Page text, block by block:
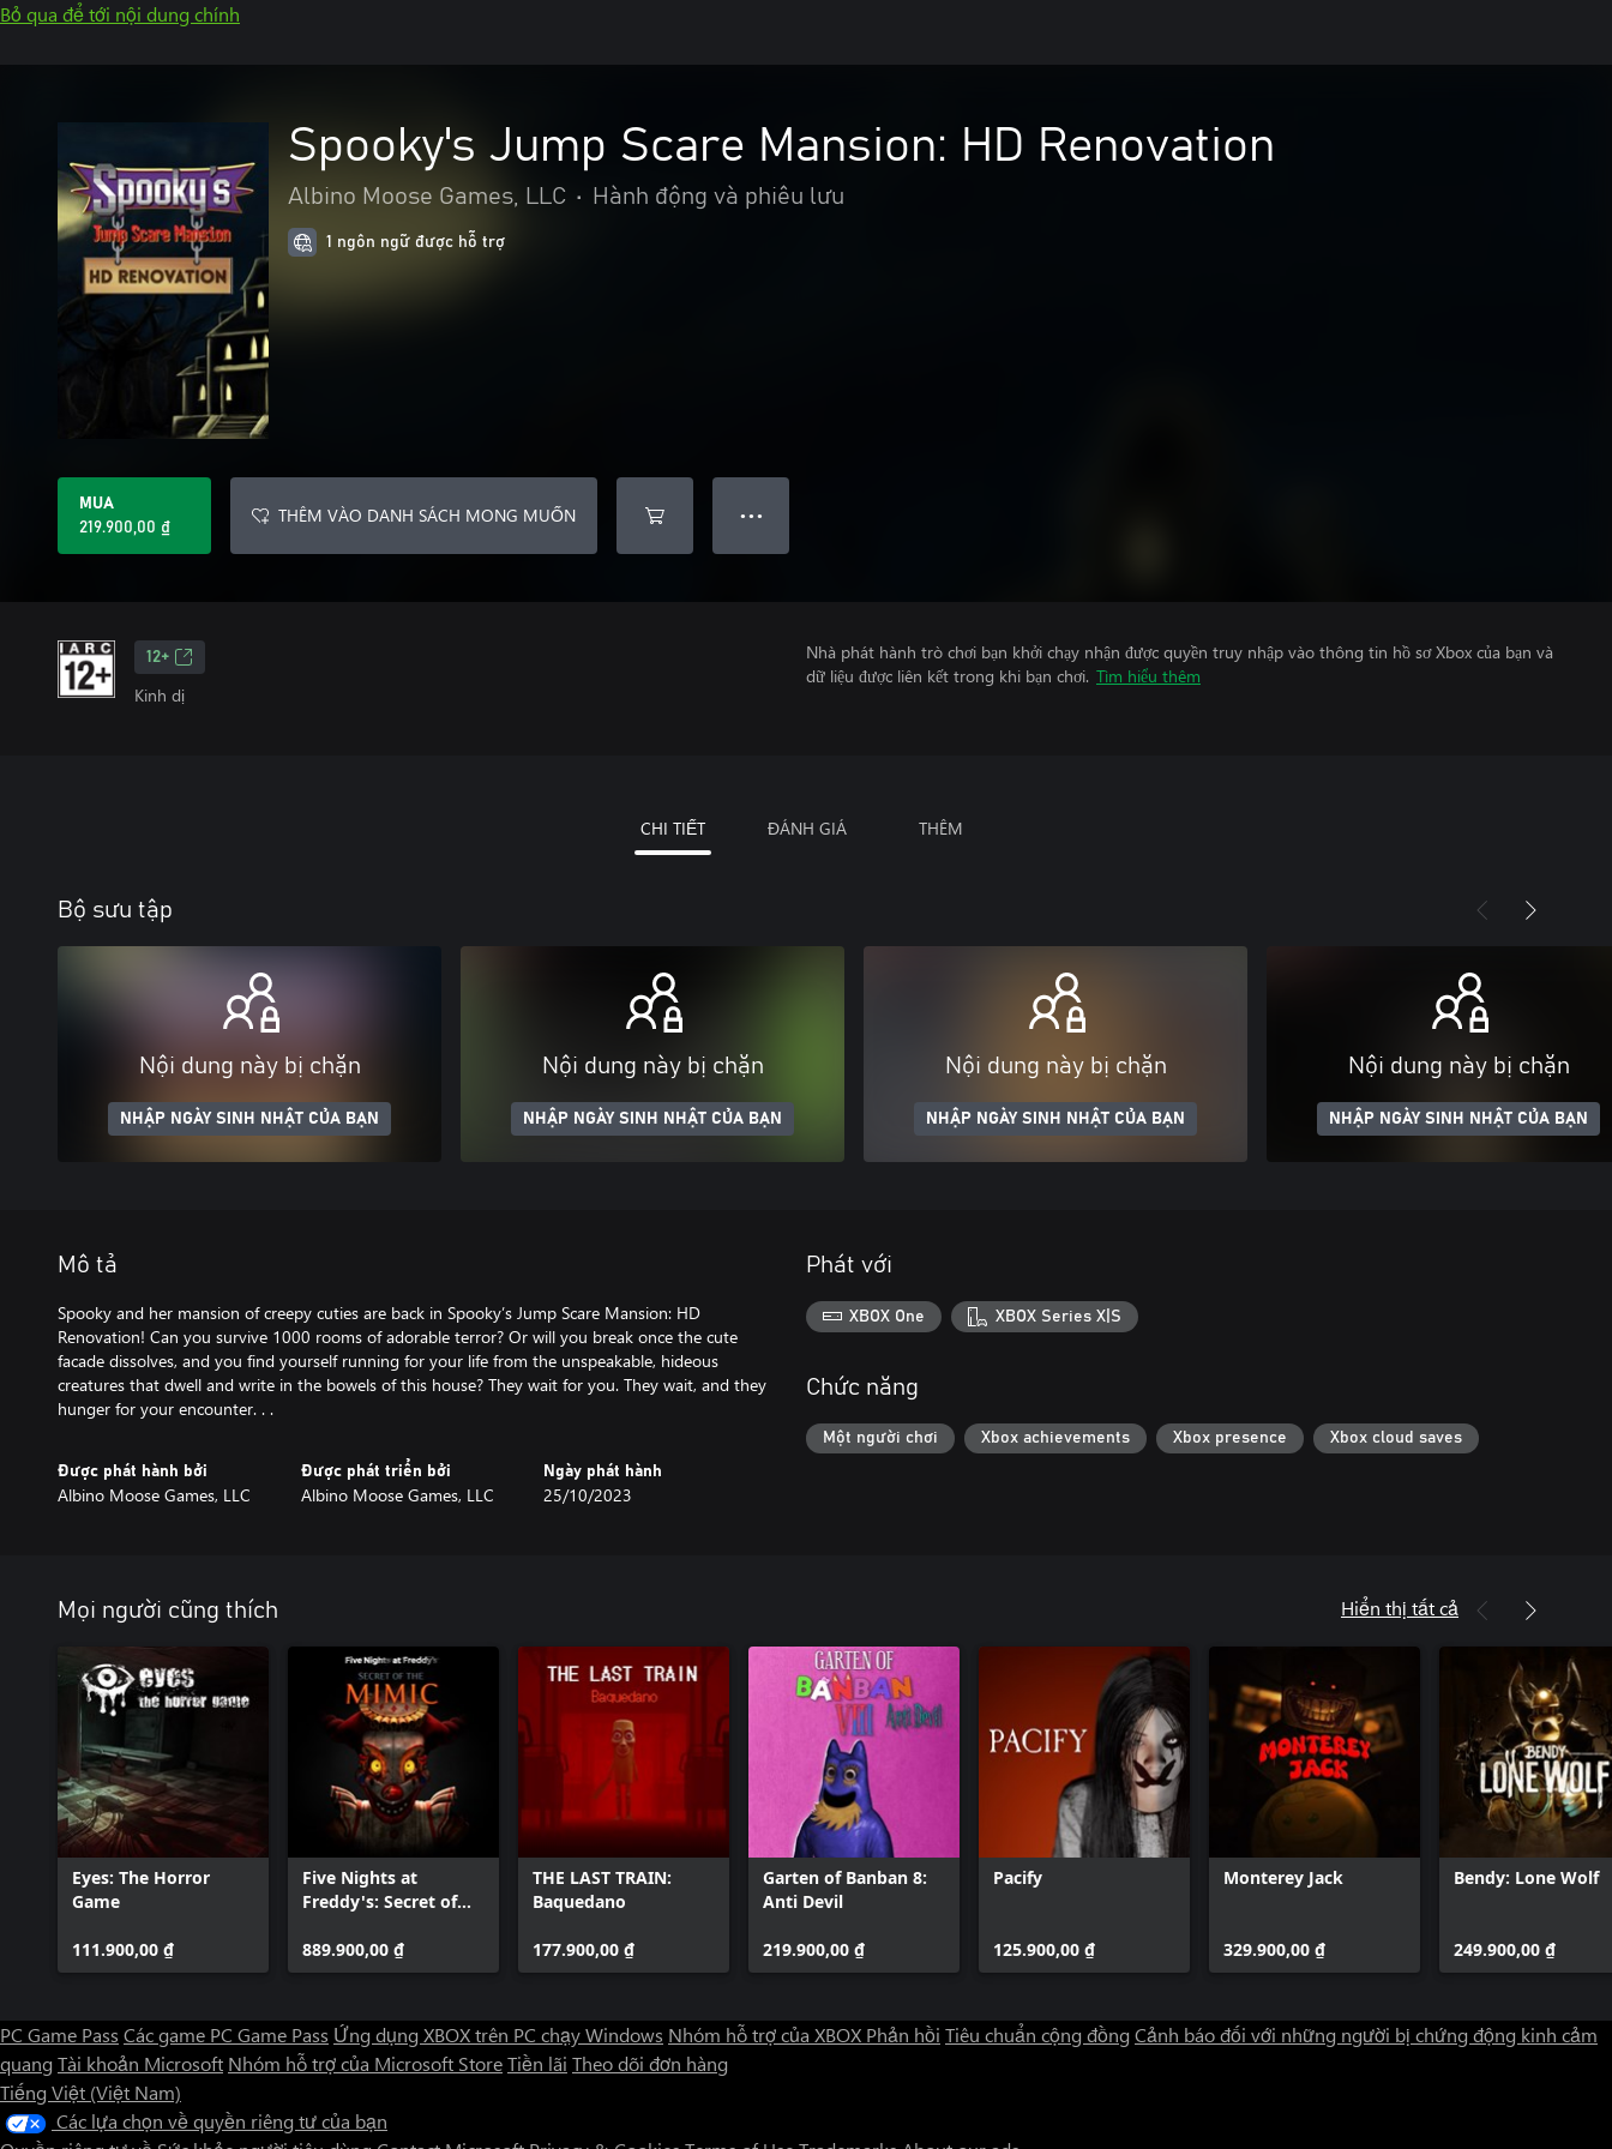
Bỏ qua để tới nội dung chính
Spooky's Jump Scare Mansion: HD Renovation
Albino Moose Games, LLC • Hành động và phiêu lưu
1 ngôn ngữ được hỗ trợ
MUA
219.900,00 ₫
THÊM VÀO DANH SÁCH MONG MUỐN ● ● ●
12+
Kinh dị
Nhà phát hành trò chơi bạn khởi chạy nhận được quyền truy nhập vào thông tin hồ sơ Xbox của bạn và
dữ liệu được liên kết trong khi bạn chơi. Tìm hiểu thêm
CHI TIẾT ĐÁNH GIÁ THÊM
Bộ sưu tập
Nội dung này bị chặn
NHẬP NGÀY SINH NHẬT CỦA BẠN
Nội dung này bị chặn
NHẬP NGÀY SINH NHẬT CỦA BẠN
Nội dung này bị chặn
NHẬP NGÀY SINH NHẬT CỦA BẠN
Nội dung này bị chặn
NHẬP NGÀY SINH NHẬT CỦA BẠN
Mô tả
Spooky and her mansion of creepy cuties are back in Spooky’s Jump Scare Mansion: HD
Renovation! Can you survive 1000 rooms of adorable terror? Or will you break once the cute
facade dissolves, and you find yourself running for your life from the unspeakable, hideous
creatures that dwell and write in the bowels of this house? They wait for you. They wait, and they
hunger for your encounter. . .
Được phát hành bởi
Albino Moose Games, LLC
Được phát triển bởi
Albino Moose Games, LLC
Ngày phát hành
25/10/2023
Phát với
XBOX One XBOX Series X|S
Chức năng
Một người chơi Xbox achievements Xbox presence Xbox cloud saves
Mọi người cũng thích Hiển thị tất cả
Eyes: The Horror
Game
111.900,00 ₫
Five Nights at
Freddy's: Secret of
889.900,00 ₫
THE LAST TRAIN:
Baquedano
177.900,00 ₫
Garten of Banban 8:
Anti Devil
219.900,00 ₫
Pacify
125.900,00 ₫
Monterey Jack
329.900,00 ₫
Bendy: Lone Wolf
249.900,00 ₫
PC Game Pass Các game PC Game Pass Ứng dụng XBOX trên PC chạy Windows Nhóm hỗ trợ của XBOX Phản hồi Tiêu chuẩn cộng đồng Cảnh báo đối với những người bị chứng động kinh cảm
quang Tài khoản Microsoft Nhóm hỗ trợ của Microsoft StoreTiền lãi Theo dõi đơn hàng
Tiếng Việt (Việt Nam)
Các lựa chọn về quyền riêng tư của bạn